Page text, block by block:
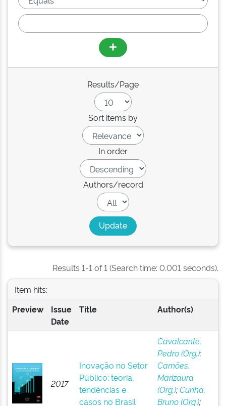
Results/Page
Sort items by
In order
Authors/record
Results 1-1 of 1 (Search time: 0.001 seconds).
Item hits:
Preview
Issue
Date
Title Author(s)
2017
Inovação no Setor
Público: teoria,
tendências e
casos no Brasil
Cavalcante,
Pedro (Org.);
Camões,
Marizaura
(Org.);Cunha,
Bruno (Org.);